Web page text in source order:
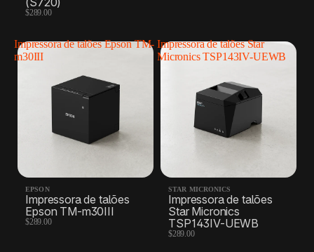
$289.00
Impressora de talões Epson TM-
m30III
EPSON
Impressora de talões
Epson TM-m30III
$289.00
Impressora de talões Star
Micronics TSP143IV-UEWB
STAR MICRONICS
Impressora de talões
Star Micronics
TSP143IV-UEWB
$289.00